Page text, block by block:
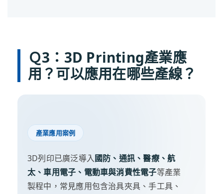
Ｑ3：3D Printing產業應
用？可以應用在哪些產線？
產業應用案例
3D列印已廣泛導入國防、通訊、醫療、航
太、車用電子、電動車與消費性電子等產業
製程中，常見應用包含治具夾具、手工具、